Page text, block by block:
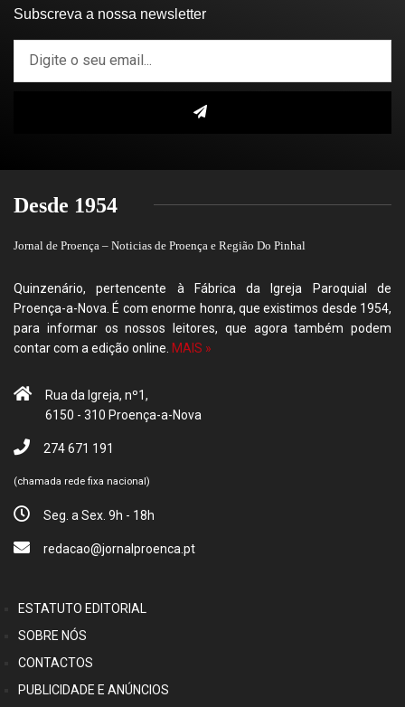
Subscreva a nossa newsletter
Desde 1954
Jornal de Proença – Noticias de Proença e Região Do Pinhal
Quinzenário, pertencente à Fábrica da Igreja Paroquial de
Proença-a-Nova. É com enorme honra, que existimos desde 1954,
para informar os nossos leitores, que agora também podem
contar com a edição online. MAIS »
Rua da Igreja, nº1,
6150 - 310 Proença-a-Nova
274 671 191
(chamada rede fixa nacional)
Seg. a Sex. 9h - 18h
redacao@jornalproenca.pt
ESTATUTO EDITORIAL
SOBRE NÓS
CONTACTOS
PUBLICIDADE E ANÚNCIOS